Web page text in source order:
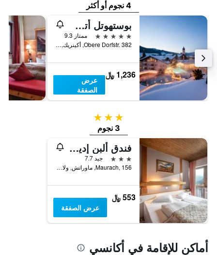
4 نجوم أو أكثر
بوستهوتل أتشنكيرتش ريزورت آند سبا - لبالغين فقط
5 نجوم
ممتاز 9.3
Obere Dorfstr. 382, أكينريك, ولاية تيرول, النمسا
1,236 ﷼
عرض
الصفقة
3 نجوم
3 نجوم
فندق ألبن إديلويس
3 نجوم
جيد 7.7
Maurach, 156, ماوراتش, ولاية تيرول, النمسا
553 ﷼
عرض الصفقة
أماكن للإقامة في أكانسي